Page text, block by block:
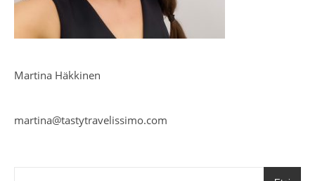
Martina Häkkinen
martina@tastytravelissimo.com